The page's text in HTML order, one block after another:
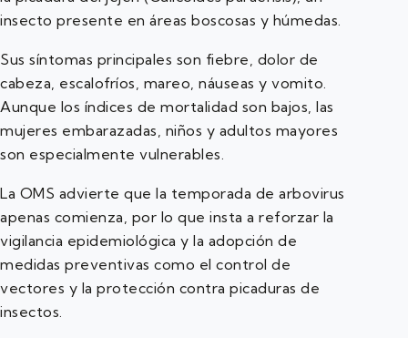
insecto presente en áreas boscosas y húmedas.
Sus síntomas principales son fiebre, dolor de
cabeza, escalofríos, mareo, náuseas y vomito.
Aunque los índices de mortalidad son bajos, las
mujeres embarazadas, niños y adultos mayores
son especialmente vulnerables.
La OMS advierte que la temporada de arbovirus
apenas comienza, por lo que insta a reforzar la
vigilancia epidemiológica y la adopción de
medidas preventivas como el control de
vectores y la protección contra picaduras de
insectos.